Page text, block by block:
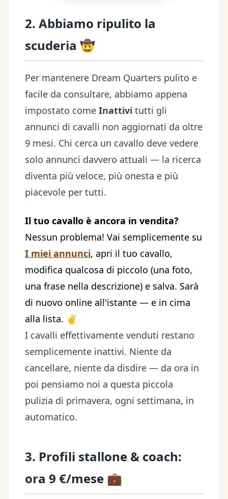
2. Abbiamo ripulito la
scuderia 🤠
Per mantenere Dream Quarters pulito e
facile da consultare, abbiamo appena
impostato come Inattivi tutti gli
annunci di cavalli non aggiornati da oltre
9 mesi. Chi cerca un cavallo deve vedere
solo annunci davvero attuali — la ricerca
diventa più veloce, più onesta e più
piacevole per tutti.
Il tuo cavallo è ancora in vendita?
Nessun problema! Vai semplicemente su
I miei annunci, apri il tuo cavallo,
modifica qualcosa di piccolo (una foto,
una frase nella descrizione) e salva. Sarà
di nuovo online all'istante — e in cima
alla lista. ✌️
I cavalli effettivamente venduti restano
semplicemente inattivi. Niente da
cancellare, niente da disdire — da ora in
poi pensiamo noi a questa piccola
pulizia di primavera, ogni settimana, in
automatico.
3. Profili stallone & coach:
ora 9 €/mese 💼